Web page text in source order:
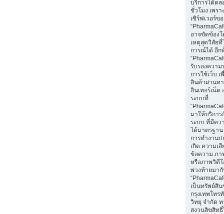
บริการได้ตล
ชั่วโมง เพรา
เซิร์ฟเวอร์ข
อาจขัดข้องโ
เหตุสุดวิสัย
การณ์ได้ อีก
รับรองควา
การใช้เว็บ เ
สินค้าผ่านท
อินเทอร์เน็ต
ระบบที่
มาให้บริกา
ระบบ ที่มีคว
ได้มาตรฐา
การทำงานป
เกิด ความเ
ข้อความ ภา
หรือภาพวิดีโ
พ่วงท้ายมา
เป็นทรัพย์สิ
กรุงเทพโทร
วิทยุ จำกัด ท
สงวนลิขสิท